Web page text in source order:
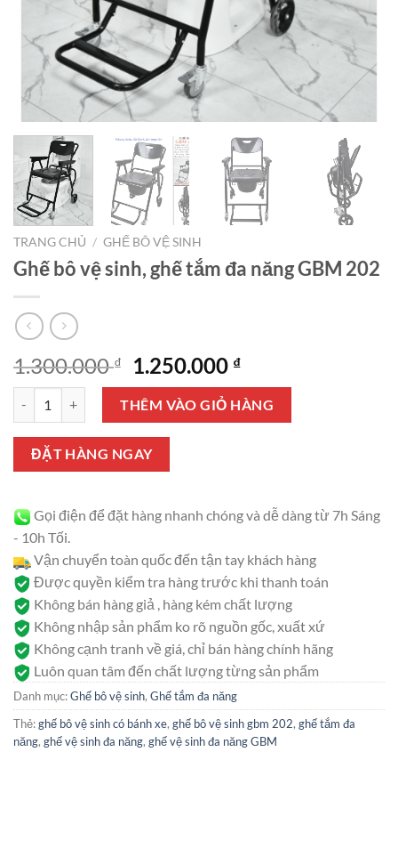
TRANG CHỦ / GHẾ BÔ VỆ SINH
Ghế bô vệ sinh, ghế tắm đa năng GBM 202
1.300.000₫
Giá
gốc
là:
1.300.000 ₫.
1.250.000 ₫Giá
hiện
tại
là:
Ghế bô vệ sinh, ghế tắm đa năng GBM 202 số lượng
THÊM VÀO GIỎ HÀNG
ĐẶT HÀNG NGAY
Gọi điện để đặt hàng nhanh chóng và dễ dàng từ 7h Sáng
- 10h Tối.
Vận chuyển toàn quốc đến tận tay khách hàng
Được quyền kiểm tra hàng trước khi thanh toán
Không bán hàng giả , hàng kém chất lượng
Không nhập sản phẩm ko rõ nguồn gốc, xuất xứ
Không cạnh tranh về giá, chỉ bán hàng chính hãng
Luôn quan tâm đến chất lượng từng sản phẩm
Danh mục:Ghế bô vệ sinh, Ghế tắm đa năng
Thẻ:ghế bô vệ sinh có bánh xe, ghế bô vệ sinh gbm 202, ghế tắm đa
năng, ghế vệ sinh đa năng, ghế vệ sinh đa năng GBM